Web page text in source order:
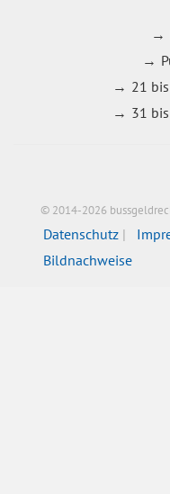
21
31
© 2014-2026
Datenschutz
Bildnachweise